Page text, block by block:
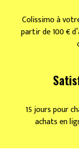
Colissimo à
partir de 100 €
15 jours pour
achats en